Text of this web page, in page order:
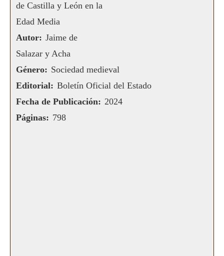
de Castilla y León en la
Edad Media
Autor: Jaime de
Salazar y Acha
Género: Sociedad medieval
Editorial: Boletín Oficial del Estado
Fecha de Publicación: 2024
Páginas: 798